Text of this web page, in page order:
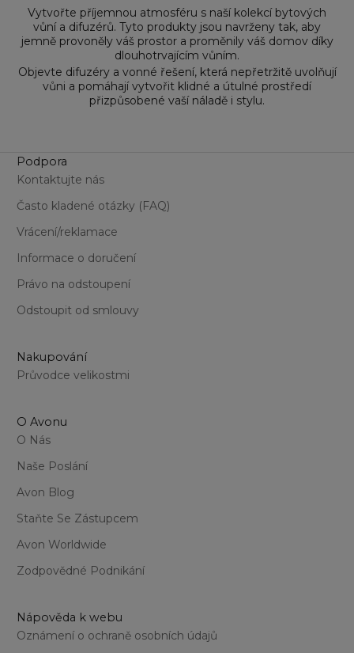
Vytvořte příjemnou atmosféru s naší kolekcí bytových
vůní a difuzérů. Tyto produkty jsou navrženy tak, aby
jemně provoněly váš prostor a proměnily váš domov díky
dlouhotrvajícím vůním.
Objevte difuzéry a vonné řešení, která nepřetržitě uvolňují
vůni a pomáhají vytvořit klidné a útulné prostředí
přizpůsobené vaší náladě i stylu.
Podpora
Kontaktujte nás
Často kladené otázky (FAQ)
Vrácení/reklamace
Informace o doručení
Právo na odstoupení
Odstoupit od smlouvy
Nakupování
Průvodce velikostmi
O Avonu
O Nás
Naše Poslání
Avon Blog
Staňte Se Zástupcem
Avon Worldwide
Zodpovědné Podnikání
Nápověda k webu
Oznámení o ochraně osobních údajů